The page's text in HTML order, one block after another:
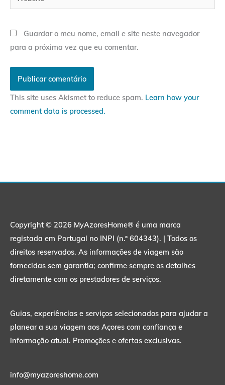
Guardar o meu nome, email e site neste navegador
para a próxima vez que eu comentar.
This site uses Akismet to reduce spam. Learn how your
comment data is processed.
Copyright © 2026 MyAzoresHome® é uma marca
registada em Portugal no INPI (n.º 604343). | Todos os
direitos reservados. As informações de viagem são
fornecidas sem garantia; confirme sempre os detalhes
diretamente com os prestadores de serviços.
Guias, experiências e serviços selecionados para ajudar a
planear a sua viagem aos Açores com confiança e
informação atual. Promoções e ofertas exclusivas.
info@myazoreshome.com